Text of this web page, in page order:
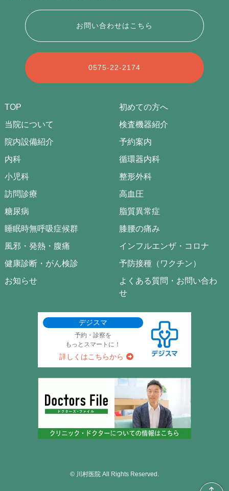
お問い合わせはこちら
0575-22-2174
TOP
初めての方へ
当院について
検査機器紹介
院内設備紹介
予約案内
内科
循環器内科
小児科
整形外科
訪問診療
高血圧
糖尿病
脂質異常症
睡眠時無呼吸症候群
膝腰の痛み
風邪・発熱・腹痛
インフルエンザ・コロナ
健康診断・がん検診
予防接種（ワクチン）
お知らせ
よくある質問・お問い合わ
せ
デジスマ
予約・診察を
もっとスマートに！
詳しくはこちらから
© 川村医院 All Rights Reserved.